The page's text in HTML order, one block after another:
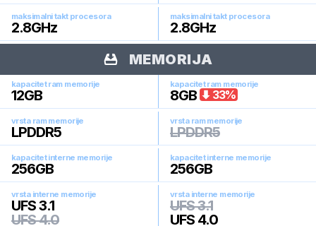
maksimalni takt procesora
2.8GHz
maksimalni takt procesora
2.8GHz
MEMORIJA
kapacitet ram memorije
12GB
kapacitet ram memorije
8GB 33%
vrsta ram memorije
LPDDR5
vrsta ram memorije
LPDDR5
kapacitet interne memorije
256GB
kapacitet interne memorije
256GB
vrsta interne memorije
UFS 3.1
UFS 4.0
vrsta interne memorije
UFS 3.1
UFS 4.0